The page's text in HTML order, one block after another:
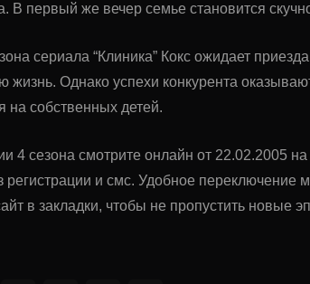
В первый же вечер семье становится
сериала “Клиника” Кокс ожидает
жизнь. Однако успехи конкурента
на собственных детей.
4 сезона смотрите онлайн от 22.02.2005
регистрации и смс. Удобное
в закладки, чтобы не пропустить новые